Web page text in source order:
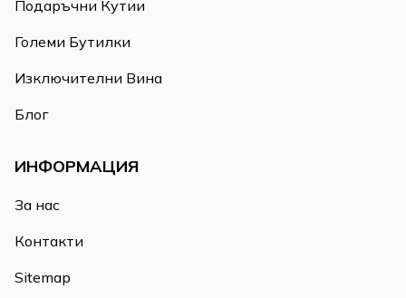
Подаръчни Кутии
Големи Бутилки
Изключителни Вина
Блог
ИНФОРМАЦИЯ
За нас
Контакти
Sitemap